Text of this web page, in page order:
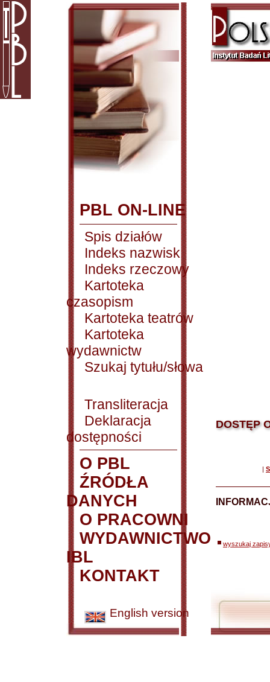
PBL ON-LINE
Spis działów
Indeks nazwisk
Indeks rzeczowy
Kartoteka
czasopism
Kartoteka teatrów
Kartoteka
wydawnictw
Szukaj tytułu/słowa
Transliteracja
Deklaracja
dostępności
O PBL
ŹRÓDŁA
DANYCH
O PRACOWNI
WYDAWNICTWO
IBL
KONTAKT
English version
DOSTĘP
|
wyszukaj